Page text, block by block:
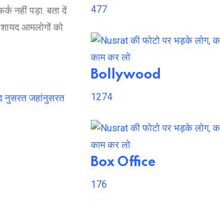
नहीं पड़ा. बता दें
आमलोगों को
नुसरत जहांनुसरत
477
Bollywood
1274
Box Office
176